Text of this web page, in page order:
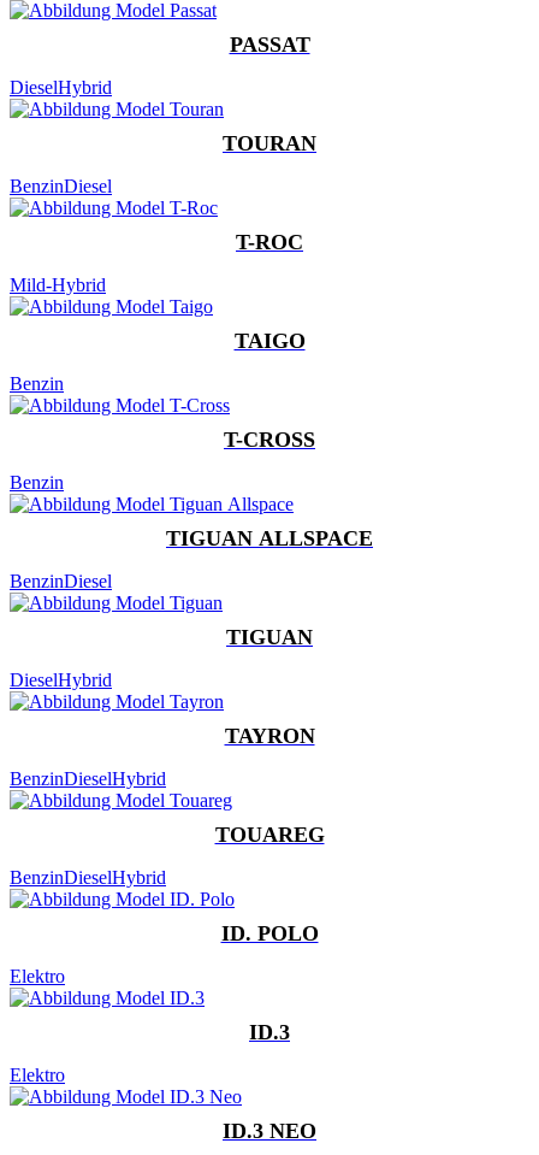
PASSAT
DieselHybrid
TOURAN
BenzinDiesel
T-ROC
Mild-Hybrid
TAIGO
Benzin
T-CROSS
Benzin
TIGUAN ALLSPACE
BenzinDiesel
TIGUAN
DieselHybrid
TAYRON
BenzinDieselHybrid
TOUAREG
BenzinDieselHybrid
ID. POLO
Elektro
ID.3
Elektro
ID.3 NEO